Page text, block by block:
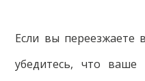
Если вы переезжаете
убедитесь, что ваше